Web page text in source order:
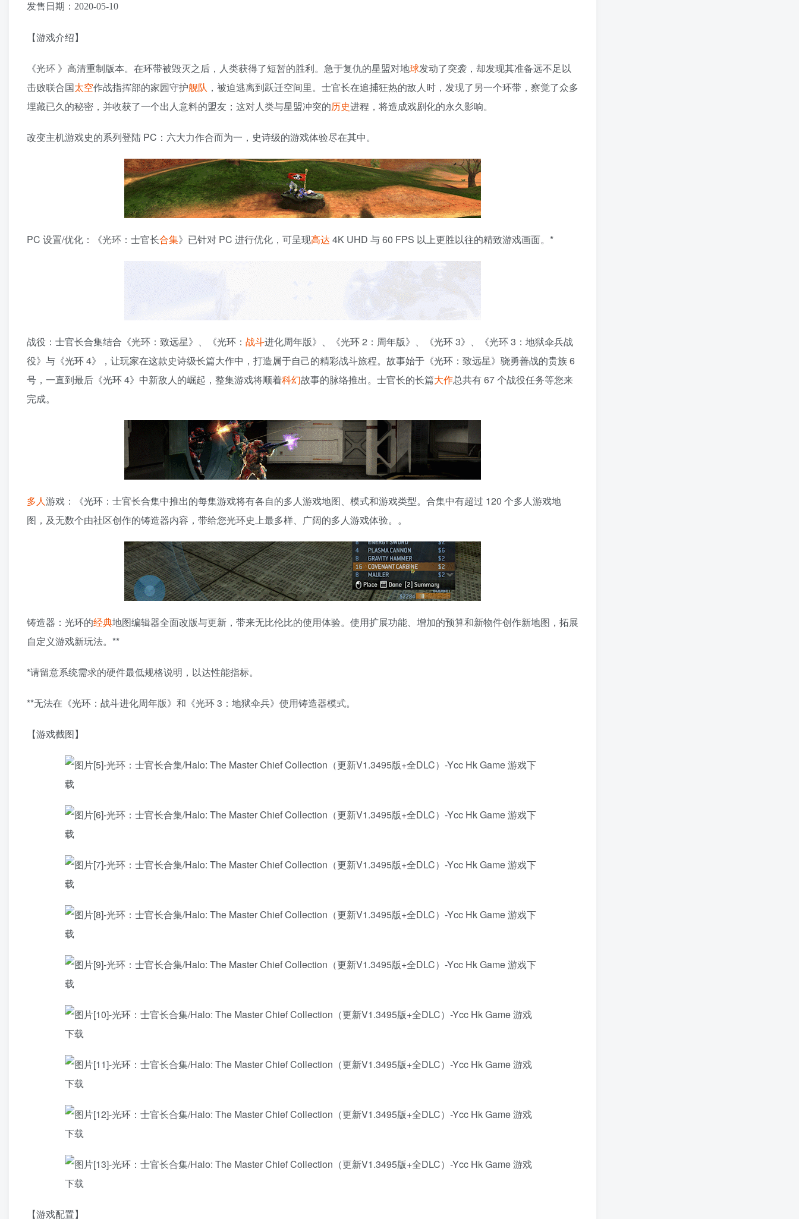
发售日期：2020-05-10
【游戏介绍】
《光环 》高清重制版本。在环带被毁灭之后，人类获得了短暂的胜利。急于复仇的星盟对地球发动了突袭，却发现其准备远不足以
击败联合国太空作战指挥部的家园守护舰队 ，被迫逃离到跃迁空间里。士官长在追捕狂热的敌人时，发现了另一个环带，察觉了众多
埋藏已久的秘密，并收获了一个出人意料的盟友；这对人类与星盟冲突的历史进程，将造成戏剧化的永久影响。
改变主机游戏史的系列登陆 PC：六大力作合而为一，史诗级的游戏体验尽在其中。
PC 设置/优化：《光环：士官长合集》已针对 PC 进行优化，可呈现高达 4K UHD 与 60 FPS 以上更胜以往的精致游戏画面。*
战役：士官长合集结合《光环：致远星》、《光环： 战斗进化周年版》、《光环 2：周年版》、《光环 3》、《光环 3：地狱伞兵战
役》与《光环 4》，让玩家在这款史诗级长篇大作中，打造属于自己的精彩战斗旅程。故事始于《光环：致远星》骁勇善战的贵族 6
号，一直到最后《光环 4》中新敌人的崛起，整集游戏将顺着科幻故事的脉络推出。士官长的长篇大作总共有 67 个战役任务等您来
完成。
多人游戏：《光环：士官长合集中推出的每集游戏将有各自的多人游戏地图、模式和游戏类型。合集中有超过 120 个多人游戏地
图，及无数个由社区创作的铸造器内容，带给您光环史上最多样、广阔的多人游戏体验。。
铸造器：光环的经典地图编辑器全面改版与更新，带来无比伦比的使用体验。使用扩展功能、增加的预算和新物件创作新地图，拓展
自定义游戏新玩法。**
*请留意系统需求的硬件最低规格说明，以达性能指标。
**无法在《光环：战斗进化周年版》和《光环 3：地狱伞兵》使用铸造器模式。
【游戏截图】
【游戏配置】